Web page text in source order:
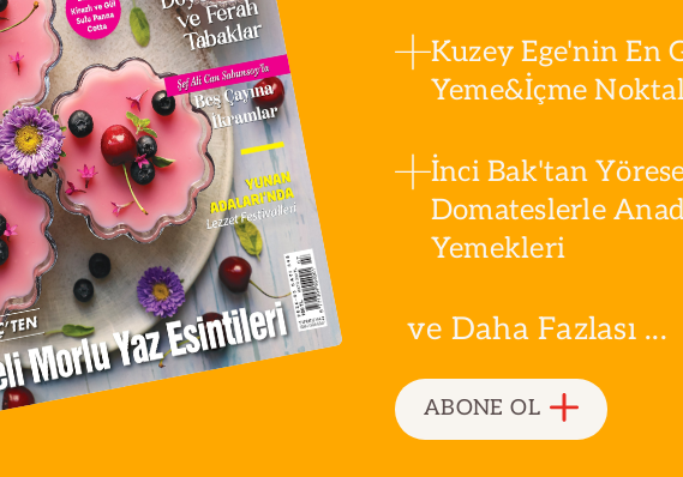
Kuzey Ege'nin En
Yeme&İçme
İnci Bak'tan
Domateslerle
Yemekleri
ve Daha Fazlası ...
ABONE OL